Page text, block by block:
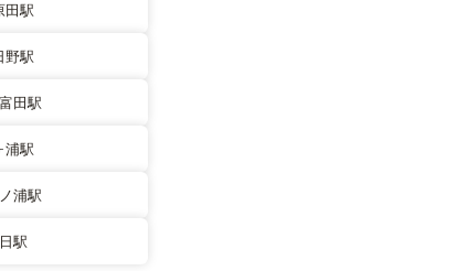
田駅
野駅
田駅
浦駅
浦駅
駅